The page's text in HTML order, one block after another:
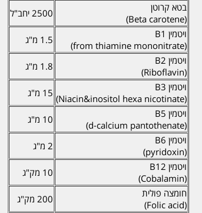
בטא קרוטן
(Beta carotene)
2500 יחב"ל
ויטמין B1
(from thiamine mononitrate)
1.5 מ"ג
ויטמין B2
(Riboflavin)
1.8 מ"ג
ויטמין B3
(Niacin&inositol hexa nicotinate)
15 מ"ג
ויטמין B5
(d-calcium pantothenate)
10 מ"ג
ויטמין B6
(pyridoxin)
2 מ"ג
ויטמין B12
(Cobalamin)
10 מק"ג
חומצה פולית
(Folic acid)
200 מק"ג